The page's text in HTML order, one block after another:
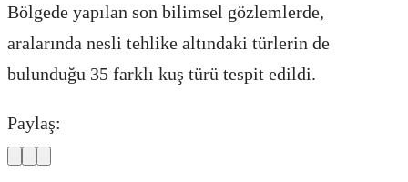
Bölgede yapılan son bilimsel gözlemlerde,
aralarında nesli tehlike altındaki türlerin de
bulunduğu 35 farklı kuş türü tespit edildi.
Paylaş: